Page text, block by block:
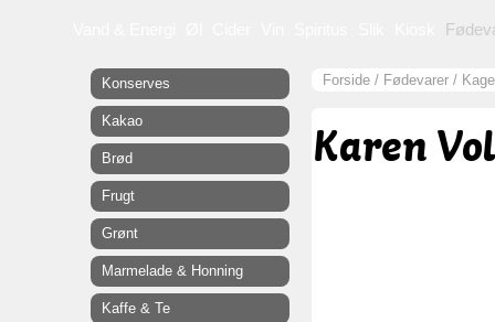
Forside / Fødevarer /
Karen
Konserves
Kakao
Brød
Frugt
Grønt
Marmelade & Honning
Kaffe & Te